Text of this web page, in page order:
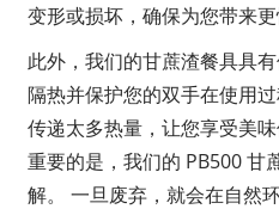
变形或损坏，确保为您带来更
此外，我们的甘蔗渣餐具具
隔热并保护您的双手在使用
传递太多热量，让您享受美
重要的是，我们的 PB500 甘
解。 一旦废弃，就会在自然